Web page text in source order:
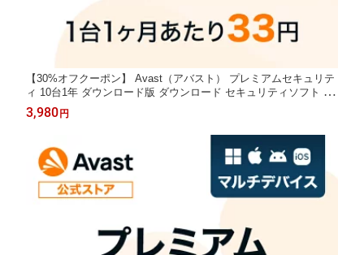
【30%オフクーポン】 Avast（アバスト） プレミアムセキュリテ
ィ 10台1年 ダウンロード版 ダウンロード セキュリティソフト ウ
イルスソフト 送料無料 パソコン スマホ アンチウイルス ウイルス
対策 セキュリティ タブレット PC Windows Mac iOS iPhone iPad
3,980 円